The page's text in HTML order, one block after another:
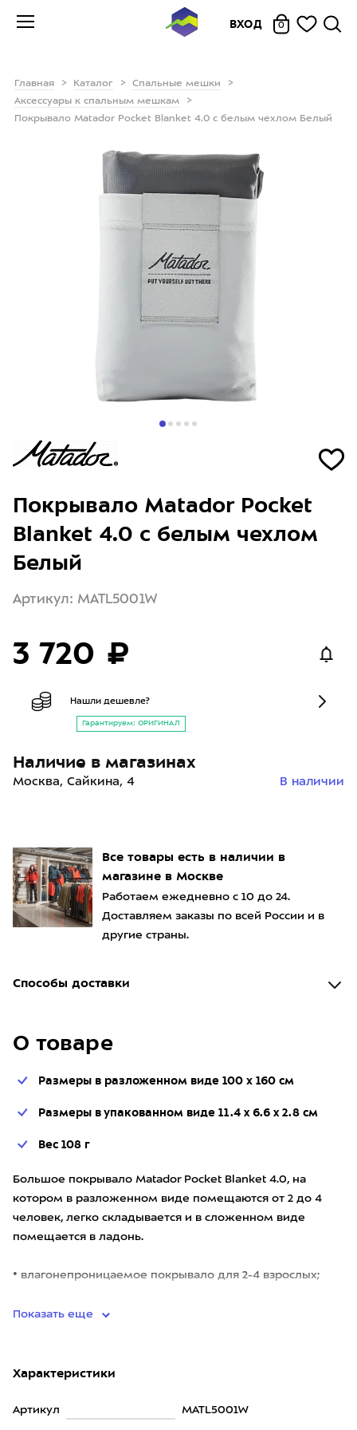
ВХОД 0
Главная Каталог
Спальные мешки
Аксессуары к спальным мешкам
Покрывало Matador Pocket Blanket 4.0 с белым чехлом Белый
Все товары есть в наличии в
магазине в Москве
Работаем ежедневно с 10 до 24.
Доставляем заказы по всей России и в
другие страны.
Способы доставки
О товаре
Размеры в разложенном виде 100 х 160 см
Размеры в упакованном виде 11.4 x 6.6 x 2.8 см
Вес 108 г
Большое покрывало Matador Pocket Blanket 4.0, на
котором в разложенном виде помещаются от 2 до 4
человек, легко складывается и в сложенном виде
помещается в ладонь.
• влагонепроницаемое покрывало для 2-4 взрослых;
Показать еще
Характеристики
Артикул MATL5001W
Покрывало Matador Pocket
Blanket 4.0 с белым чехлом
Белый
Артикул: MATL5001W
3 720 ₽
Нашли дешевле?
Гарантируем: ОРИГИНАЛ
Наличие в магазинах
Москва, Сайкина, 4 В наличии